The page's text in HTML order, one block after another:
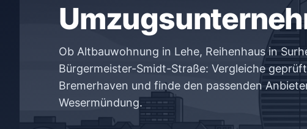
Ob Altbauwohnung in Lehe, Reihenhaus in
Bürgermeister-Smidt-Straße: Vergleiche
Bremerhaven und finde den passenden
Wesermündung.